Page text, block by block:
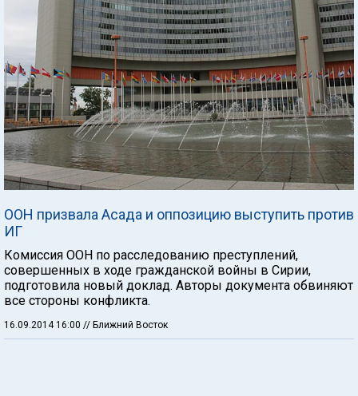
ООН призвала Асада и оппозицию выступить против
ИГ
Комиссия ООН по расследованию преступлений,
совершенных в ходе гражданской войны в Сирии,
подготовила новый доклад. Авторы документа обвиняют
все стороны конфликта.
16.09.2014 16:00 // Ближний Восток